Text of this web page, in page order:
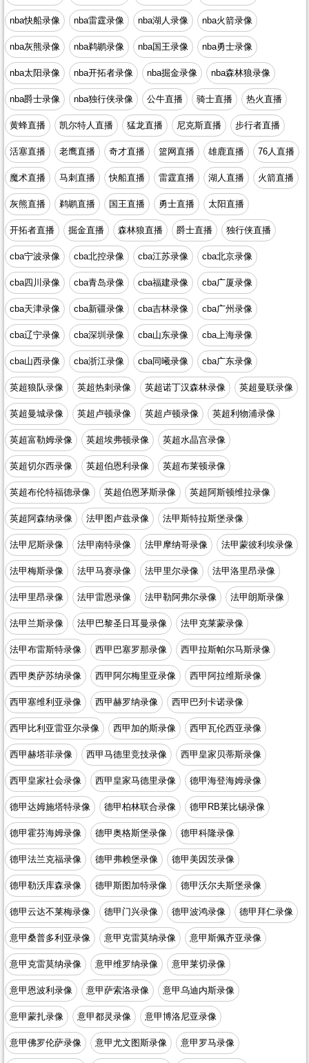
nba快船录像 nba雷霆录像 nba湖人录像 nba火箭录像
nba灰熊录像 nba鹈鹕录像 nba国王录像 nba勇士录像
nba太阳录像 nba开拓者录像 nba掘金录像 nba森林狼录像
nba爵士录像 nba独行侠录像 公牛直播 骑士直播 热火直播
黄蜂直播 凯尔特人直播 猛龙直播 尼克斯直播 步行者直播
活塞直播 老鹰直播 奇才直播 篮网直播 雄鹿直播 76人直播
魔术直播 马刺直播 快船直播 雷霆直播 湖人直播 火箭直播
灰熊直播 鹈鹕直播 国王直播 勇士直播 太阳直播
开拓者直播 掘金直播 森林狼直播 爵士直播 独行侠直播
cba宁波录像 cba北控录像 cba江苏录像 cba北京录像
cba四川录像 cba青岛录像 cba福建录像 cba广厦录像
cba天津录像 cba新疆录像 cba吉林录像 cba广州录像
cba辽宁录像 cba深圳录像 cba山东录像 cba上海录像
cba山西录像 cba浙江录像 cba同曦录像 cba广东录像
英超狼队录像 英超热刺录像 英超诺丁汉森林录像 英超曼联录像
英超曼城录像 英超卢顿录像 英超卢顿录像 英超利物浦录像
英超富勒姆录像 英超埃弗顿录像 英超水晶宫录像
英超切尔西录像 英超伯恩利录像 英超布莱顿录像
英超布伦特福德录像 英超伯恩茅斯录像 英超阿斯顿维拉录像
英超阿森纳录像 法甲图卢兹录像 法甲斯特拉斯堡录像
法甲尼斯录像 法甲南特录像 法甲摩纳哥录像 法甲蒙彼利埃录像
法甲梅斯录像 法甲马赛录像 法甲里尔录像 法甲洛里昂录像
法甲里昂录像 法甲雷恩录像 法甲勒阿弗尔录像 法甲朗斯录像
法甲兰斯录像 法甲巴黎圣日耳曼录像 法甲克莱蒙录像
法甲布雷斯特录像 西甲巴塞罗那录像 西甲拉斯帕尔马斯录像
西甲奥萨苏纳录像 西甲阿尔梅里亚录像 西甲阿拉维斯录像
西甲塞维利亚录像 西甲赫罗纳录像 西甲巴列卡诺录像
西甲比利亚雷亚尔录像 西甲加的斯录像 西甲瓦伦西亚录像
西甲赫塔菲录像 西甲马德里竞技录像 西甲皇家贝蒂斯录像
西甲皇家社会录像 西甲皇家马德里录像 德甲海登海姆录像
德甲达姆施塔特录像 德甲柏林联合录像 德甲RB莱比锡录像
德甲霍芬海姆录像 德甲奥格斯堡录像 德甲科隆录像
德甲法兰克福录像 德甲弗赖堡录像 德甲美因茨录像
德甲勒沃库森录像 德甲斯图加特录像 德甲沃尔夫斯堡录像
德甲云达不莱梅录像 德甲门兴录像 德甲波鸿录像 德甲拜仁录像
意甲桑普多利亚录像 意甲克雷莫纳录像 意甲斯佩齐亚录像
意甲克雷莫纳录像 意甲维罗纳录像 意甲莱切录像
意甲恩波利录像 意甲萨索洛录像 意甲乌迪内斯录像
意甲蒙扎录像 意甲都灵录像 意甲博洛尼亚录像
意甲佛罗伦萨录像 意甲尤文图斯录像 意甲罗马录像